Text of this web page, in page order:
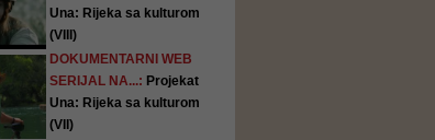
Una: Rijeka sa kulturom
(VIII)
DOKUMENTARNI WEB
SERIJAL NA...: Projekat
Una: Rijeka sa kulturom
(VII)